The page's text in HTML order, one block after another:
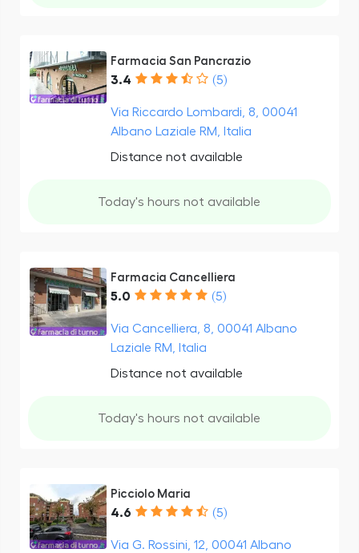
Farmacia San Pancrazio
3.4 (5)
Via Riccardo Lombardi, 8, 00041
Albano Laziale RM, Italia
Distance not available
Today's hours not available
Farmacia Cancelliera
5.0 (5)
Via Cancelliera, 8, 00041 Albano
Laziale RM, Italia
Distance not available
Today's hours not available
Picciolo Maria
4.6 (5)
Via G. Rossini, 12, 00041 Albano